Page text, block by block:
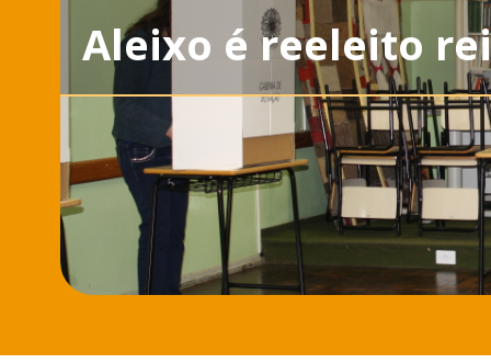
Aleixo é reeleito